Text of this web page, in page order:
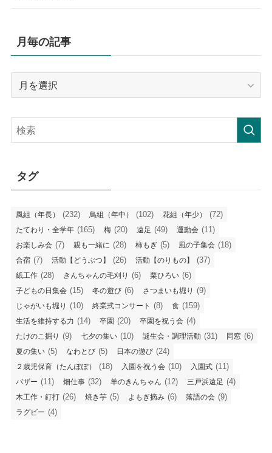
月毎の記事
記
事
タグ
風組（年長） (232) 鳥組（年中） (102) 花組（年少） (72)
たてわり・全学年 (165) 梅 (20) 遠足 (49) 運動会 (11)
お楽しみ会 (7) 親も一緒に (28) 柿もぎ (5) 風の子集会 (18)
合宿 (7) 活動【どうぶつ】 (26) 活動【のりもの】 (37)
紙工作 (28) きんちゃんの毛刈り (6) 栗ひろい (6)
子どもの日集会 (15) 冬の遊び (6) さつまいも堀り (9)
じゃがいも堀り (10) 終業式コンサート (8) 食 (159)
生活を維持する力 (14) 卒園 (20) 卒園を祝う会 (4)
たけのこ掘り (9) 七夕の集い (10) 誕生会・調理活動 (31) 同窓 (6)
夏の集い (5) なわとび (5) 日本の遊び (24)
２歳児保育（たんぽぽ） (18) 入園を祝う会 (10) 入園式 (11)
バザー (11) 畑仕事 (32) 羊のきんちゃん (12) 三戸浜遠足 (4)
木工作・釘打 (26) 焼き芋 (5) よもぎ摘み (6) 落語の会 (9)
ラグビー (4)